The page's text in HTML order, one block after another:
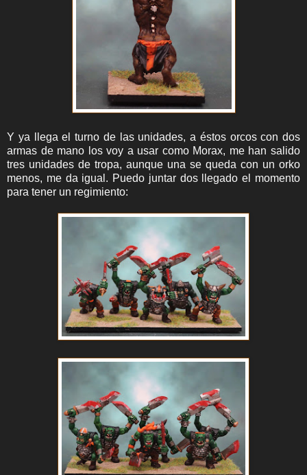
Y ya llega el turno de las unidades, a éstos orcos con dos
armas de mano los voy a usar como Morax, me han salido
tres unidades de tropa, aunque una se queda con un orko
menos, me da igual. Puedo juntar dos llegado el momento
para tener un regimiento: